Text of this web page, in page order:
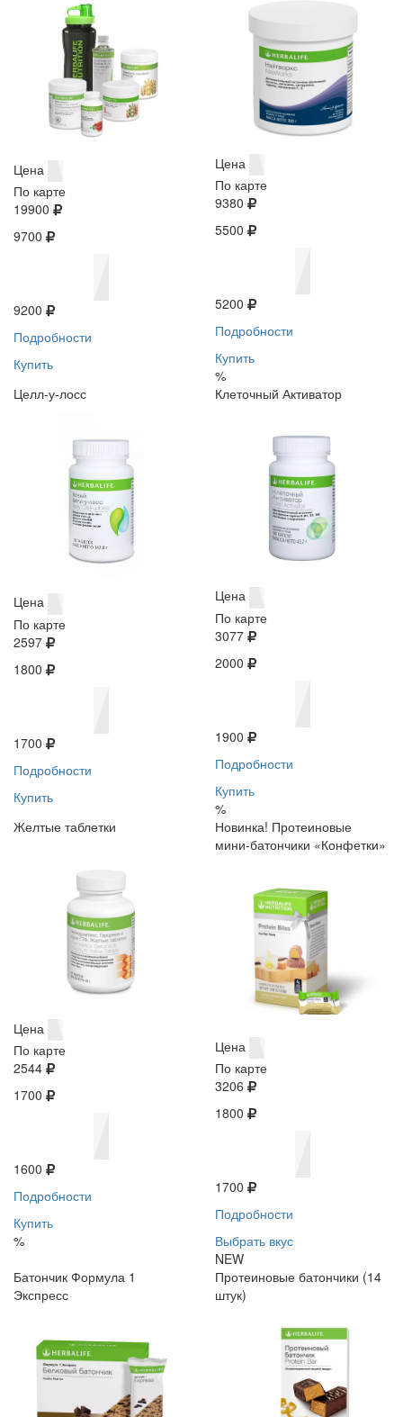
Цена
По карте
19900
9700
9200
Подробности
Купить
Цена
По карте
9380
5500
5200
Подробности
Купить
%
Целл-у-лосс
Цена
По карте
2597
1800
1700
Подробности
Купить
Клеточный Активатор
Цена
По карте
3077
2000
1900
Подробности
Купить
%
Желтые таблетки
Цена
По карте
2544
1700
1600
Подробности
Купить
%
Новинка! Протеиновые
мини-батончики «Конфетки»
Цена
По карте
3206
1800
1700
Подробности
Выбрать вкус
NEW
Батончик Формула 1
Экспресс
Протеиновые батончики (14
штук)